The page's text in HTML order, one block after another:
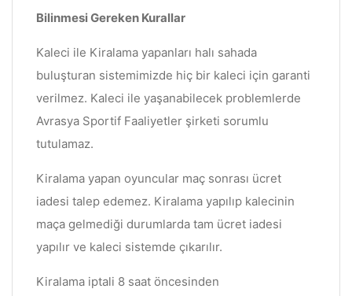
Bilinmesi Gereken Kurallar
Kaleci ile Kiralama yapanları halı sahada
buluşturan sistemimizde hiç bir kaleci için garanti
verilmez. Kaleci ile yaşanabilecek problemlerde
Avrasya Sportif Faaliyetler şirketi sorumlu
tutulamaz.
Kiralama yapan oyuncular maç sonrası ücret
iadesi talep edemez. Kiralama yapılıp kalecinin
maça gelmediği durumlarda tam ücret iadesi
yapılır ve kaleci sistemde çıkarılır.
Kiralama iptali 8 saat öncesinden